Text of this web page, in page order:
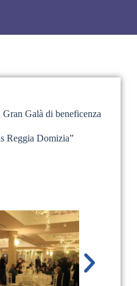
Galà di beneficenza
Reggia Domizia”